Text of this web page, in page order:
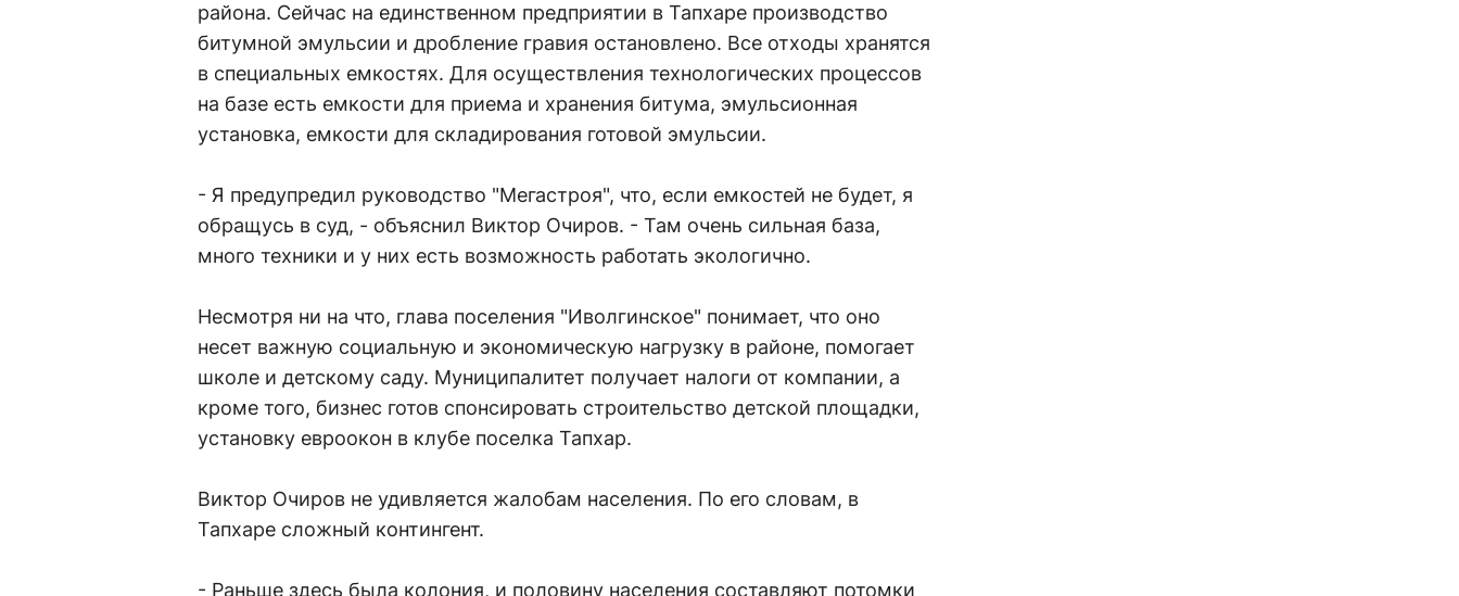
района. Сейчас на единственном предприятии в Тапхаре производство
битумной эмульсии и дробление гравия остановлено. Все отходы хранятся
в специальных емкостях. Для осуществления технологических процессов
на базе есть емкости для приема и хранения битума, эмульсионная
установка, емкости для складирования готовой эмульсии.
- Я предупредил руководство "Мегастроя", что, если емкостей не будет, я
обращусь в суд, - объяснил Виктор Очиров. - Там очень сильная база,
много техники и у них есть возможность работать экологично.
Несмотря ни на что, глава поселения "Иволгинское" понимает, что оно
несет важную социальную и экономическую нагрузку в районе, помогает
школе и детскому саду. Муниципалитет получает налоги от компании, а
кроме того, бизнес готов спонсировать строительство детской площадки,
установку евроокон в клубе поселка Тапхар.
Виктор Очиров не удивляется жалобам населения. По его словам, в
Тапхаре сложный контингент.
- Раньше здесь была колония, и половину населения составляют потомки